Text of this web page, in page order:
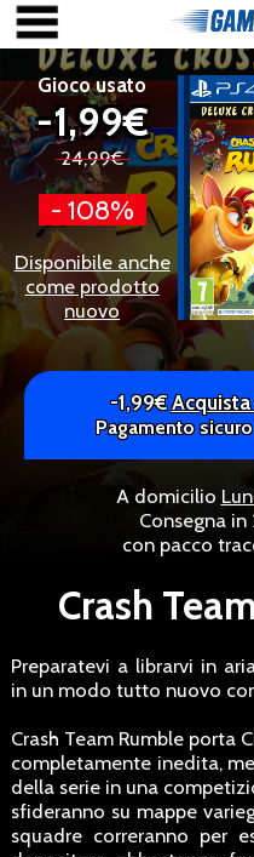
Gioco usato
-1,99€
24,99€
- 108%
Disponibile anche
come prodotto
nuovo
-1,99€
Pagamento
A domicilio
Consegna
con pacco
Crash
Preparatevi a librarvi in
in un modo tutto nuovo
Crash Team Rumble porta
completamente inedita,
della serie in una
sfideranno su mappe
squadre correranno per